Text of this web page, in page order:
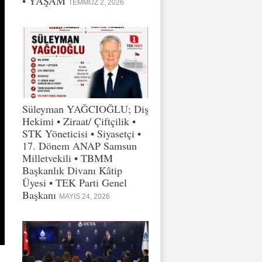
TEMMUZ 2, 2026
Süleyman YAĞCIOĞLU; Diş
Hekimi • Ziraat/ Çiftçilik •
STK Yöneticisi • Siyasetçi •
17. Dönem ANAP Samsun
Milletvekili • TBMM
Başkanlık Divanı Kâtip
Üyesi • TEK Parti Genel
Başkanı MAYIS 24, 2026